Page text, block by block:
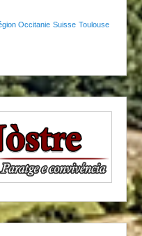
Occitanie Suisse Toulouse